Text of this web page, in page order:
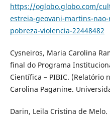
https://oglobo.globo.com/
estreia-geovani-martins-
pobreza-violencia-22448482
Cysneiros, Maria Carolina
final do Programa
Científica – PIBIC. (Relatório
Carolina Paganine.
Darin, Leila Cristina de